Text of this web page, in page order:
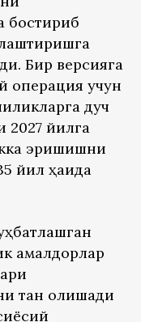
бостириб
Бир версияга
операция учун
дуч
2027 йилга
эришишни
йил ҳақида
амалдорлар
тан олишади